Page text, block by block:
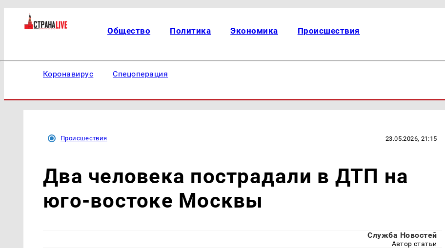
Общество Политика Экономика Происшествия
Коронавирус Спецоперация
Происшествия 23.05.2026, 21:15
Два человека пострадали в ДТП на
юго-востоке Москвы
Служба Новостей
Автор статьи